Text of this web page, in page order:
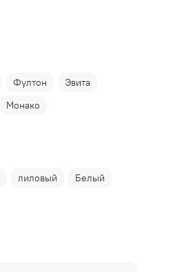
Фултон
Эвита
Монако
лиловый Белый